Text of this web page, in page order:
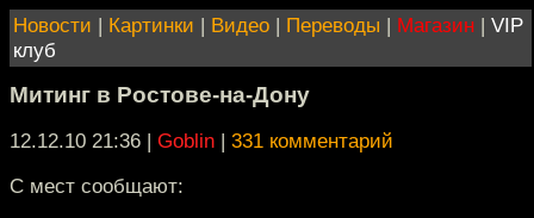
Новости | Картинки | Видео | Переводы | Магазин | VIP
клуб
Митинг в Ростове-на-Дону
12.12.10 21:36 | Goblin | 331 комментарий
С мест сообщают: